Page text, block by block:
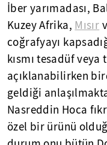
İber yarımadası,
Kuzey Afrika, Mısır
coğrafyayı
kısmı tesadüf
açıklanabilirken
geldiği
Nasreddin Hoca
özel bir ürünü